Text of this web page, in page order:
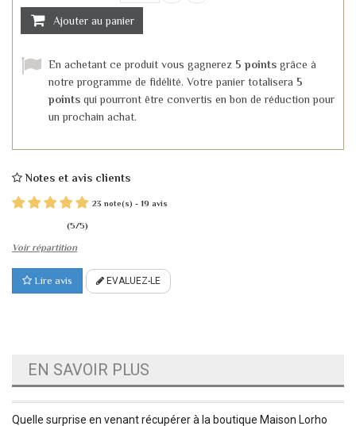
Ajouter au panier
En achetant ce produit vous gagnerez 5 points grâce à
notre programme de fidélité. Votre panier totalisera 5
points qui pourront être convertis en bon de réduction pour
un prochain achat.
Notes et avis clients
(5/5)
23 note(s) - 19 avis
Voir répartition
Lire avis EVALUEZ-LE
EN SAVOIR PLUS
Quelle surprise en venant récupérer à la boutique Maison Lorho